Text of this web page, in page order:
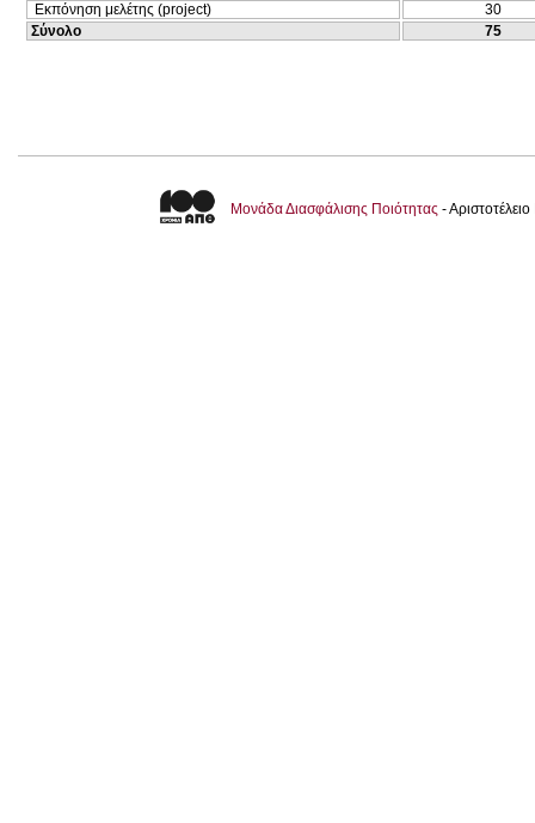
Εκπόνηση μελέτης (project)
30
Σύνολο
75
Μονάδα Διασφάλισης Ποιότητας -